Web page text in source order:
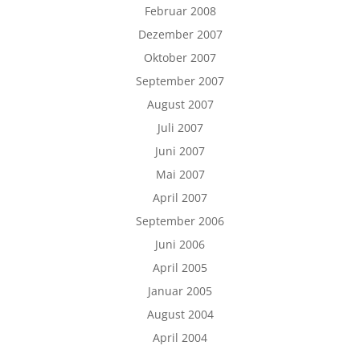
Februar 2008
Dezember 2007
Oktober 2007
September 2007
August 2007
Juli 2007
Juni 2007
Mai 2007
April 2007
September 2006
Juni 2006
April 2005
Januar 2005
August 2004
April 2004